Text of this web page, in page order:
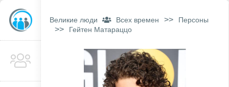
Великие люди Всех времен >> Персоны
>> Гейтен Матараццо